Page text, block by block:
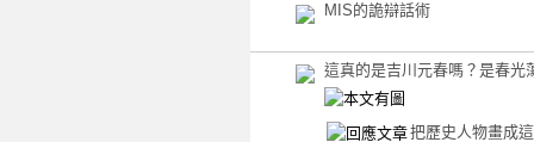
MIS的詭辯話術
這真的是吉川元春嗎？是春光
把歷史人物畫成